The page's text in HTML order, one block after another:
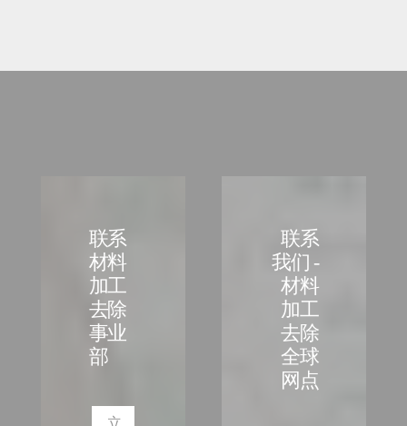
联系
材料
加工
去除
事业
部
联系
我们 -
材料
加工
去除
全球
网点